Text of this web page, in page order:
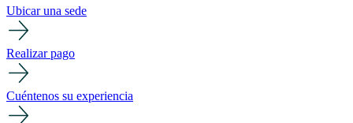
Ubicar una sede
Realizar pago
Cuéntenos su experiencia